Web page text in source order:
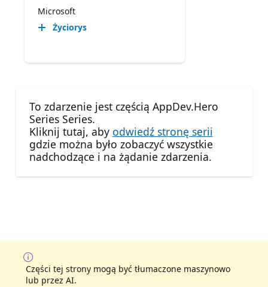
Microsoft
Życiorys
To zdarzenie jest częścią AppDev.Hero
Series Series.
Kliknij tutaj, aby odwiedź stronę serii
gdzie można było zobaczyć wszystkie
nadchodzące i na żądanie zdarzenia.
Części tej strony mogą być tłumaczone maszynowo
lub przez AI.